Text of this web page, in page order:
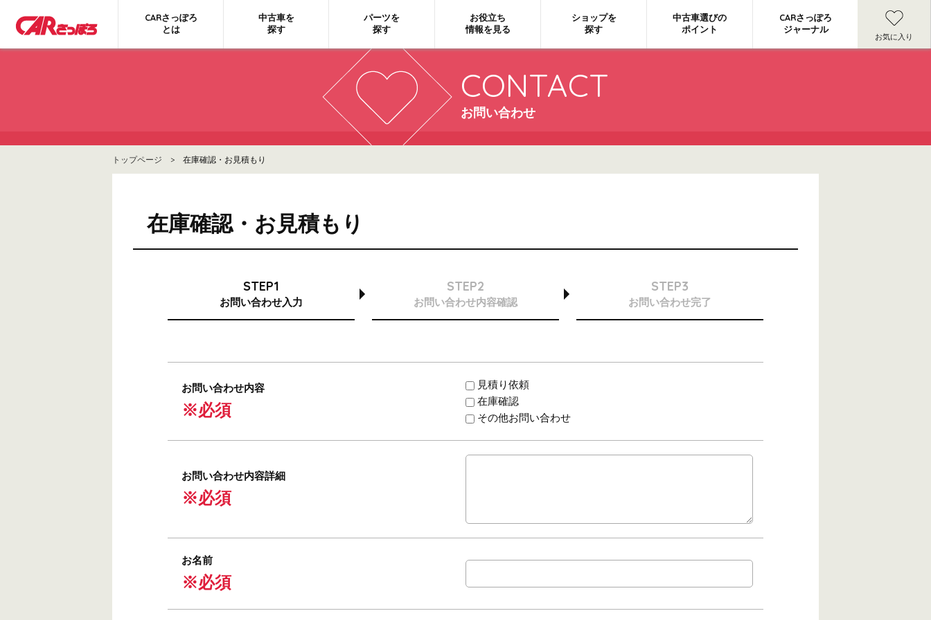
CARさっぽろ
とは
中古車を
探す
パーツを
探す
お役立ち
情報を見る
ショップを
探す
中古車選びの
ポイント
CARさっぽろ
ジャーナル
お気に入り
CONTACT
お問い合わせ
トップページ > 在庫確認・お見積もり
在庫確認・お見積もり
STEP1
お問い合わせ入力
STEP2
お問い合わせ内容確認
STEP3
お問い合わせ完了
お問い合わせ内容
※必須
見積り依頼
在庫確認
その他お問い合わせ
お問い合わせ内容詳細
※必須
お名前
※必須